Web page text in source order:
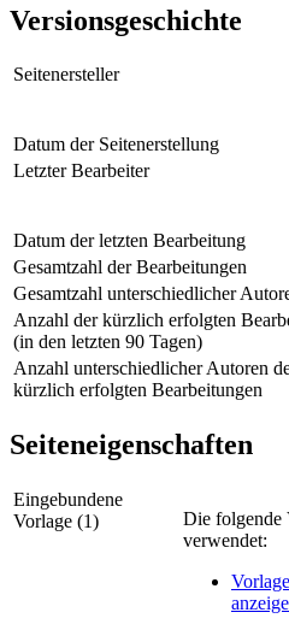
Versionsgeschichte
Seitenersteller
Datum der Seitenerstellung
Letzter Bearbeiter
Datum der letzten Bearbeitung
Gesamtzahl der Bearbeitungen
Gesamtzahl unterschiedlicher
Anzahl der kürzlich erfolgten
(in den letzten 90 Tagen)
Anzahl unterschiedlicher Autoren
kürzlich erfolgten Bearbeitungen
Seiteneigenschaften
Eingebundene
Vorlage (1)
Die folgende
verwendet: